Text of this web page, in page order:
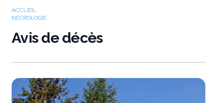
ACCUEIL
NÉCROLOGIE
Avis de décès